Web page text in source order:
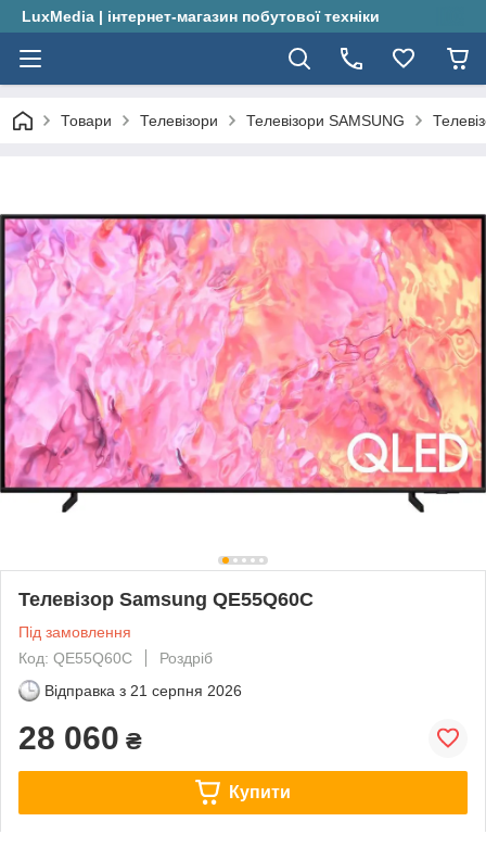
LuxMedia | інтернет-магазин побутової техніки
Товари Телевізори Телевізори SAMSUNG
Телевізор Samsung QE55Q60C
Під замовлення
Код: QE55Q60C
Роздріб
Відправка з 21 серпня 2026
28 060 ₴
Купити